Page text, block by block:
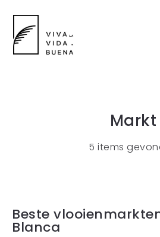
Markt
5 items
Beste
Blanca